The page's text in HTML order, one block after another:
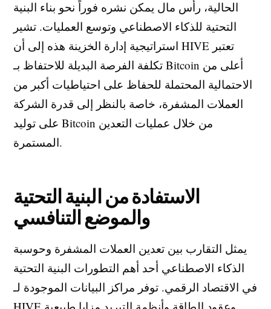
الحالية، رأس مال يمكن نشره فوراً نحو بناء البنية
التحتية للذكاء الاصطناعي وتوسع العمليات. تشير
استراتيجية إدارة الخزينة هذه إلى أن HIVE تعتبر
تكلفة الفرصة البديلة للاحتفاظ بـ Bitcoin أعلى من
الاحتمالية المحتملة للحفاظ على احتياطيات أكبر من
العملات المشفرة، خاصة بالنظر إلى قدرة الشركة
على توليد Bitcoin من خلال عمليات التعدين
المستمرة.
الاستفادة من البنية التحتية
والموضع التنافسي
يمثل التقارب بين تعدين العملات المشفرة وحوسبة
الذكاء الاصطناعي أحد أهم التطورات البنية التحتية
في الاقتصاد الرقمي. توفر مراكز البيانات الموجودة لـ